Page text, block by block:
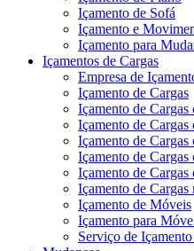
Içamento de Sofá
Içamento e
Içamento para
Içamentos de Cargas
Empresa de
Içamento de Cargas
Içamento de
Içamento de Cargas
Içamento de Cargas
Içamento de Cargas
Içamento de Cargas
Içamento de Cargas
Içamento de Móveis
Içamento para
Serviço de